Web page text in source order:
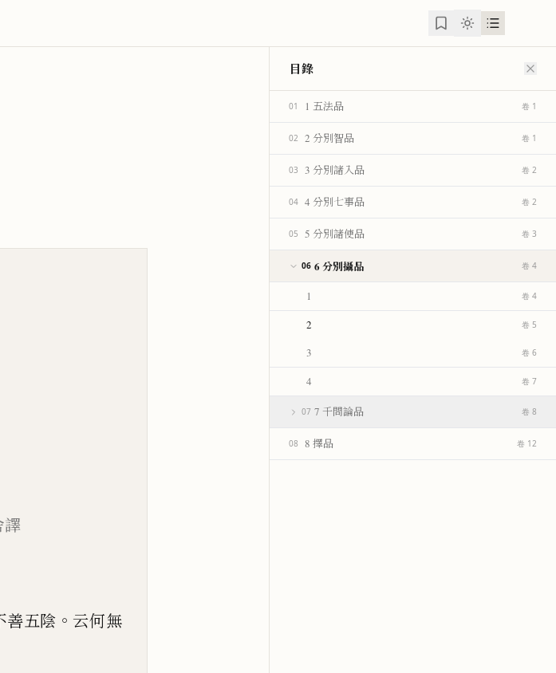
譯
善五陰 。 云何無
目錄
01 1 五法品 卷 1
02 2 分別智品 卷 1
03 3 分別諸入品 卷 2
04 4 分別七事品 卷 2
05 5 分別諸使品 卷 3
06 6 分別攝品 卷 4
1 卷 4
2 卷 5
3 卷 6
4 卷 7
07 7 千問論品 卷 8
08 8 擇品 卷 12